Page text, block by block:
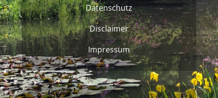
Datenschutz
Disclaimer
Impressum